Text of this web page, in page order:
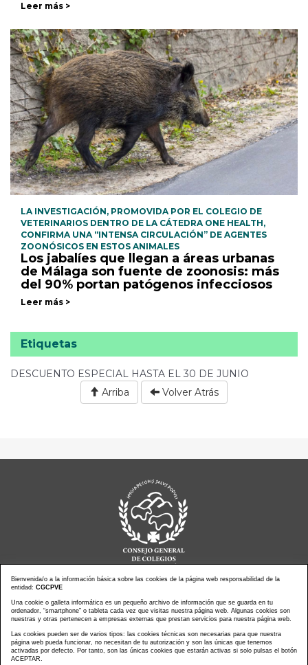
Leer más >
LA INVESTIGACIÓN, PROMOVIDA POR EL COLEGIO DE
VETERINARIOS DENTRO DE LA CÁTEDRA ONE HEALTH,
CONFIRMA UNA “INTENSA CIRCULACIÓN” DE AGENTES
ZOONÓSICOS EN ESTOS ANIMALES
Los jabalíes que llegan a áreas urbanas
de Málaga son fuente de zoonosis: más
del 90% portan patógenos infecciosos
Leer más >
Etiquetas
DESCUENTO ESPECIAL HASTA EL 30 DE JUNIO
Arriba
Volver Atrás
Noticias actualidad
Agenda de Actos
Revistas
PressClip
Multimedias
Contacto
Aviso Legal
Política Privacidad
Política Cookies
Bienvenida/o a la información básica sobre las cookies de la página web responsabilidad de la
entidad: CGCPVE
Una cookie o galleta informática es un pequeño archivo de información que se guarda en tu
ordenador, “smartphone” o tableta cada vez que visitas nuestra página web. Algunas cookies son
nuestras y otras pertenecen a empresas externas que prestan servicios para nuestra página web.
Las cookies pueden ser de varios tipos: las cookies técnicas son necesarias para que nuestra
página web pueda funcionar, no necesitan de tu autorización y son las únicas que tenemos
activadas por defecto. Por tanto, son las únicas cookies que estarán activas si solo pulsas el botón
ACEPTAR.